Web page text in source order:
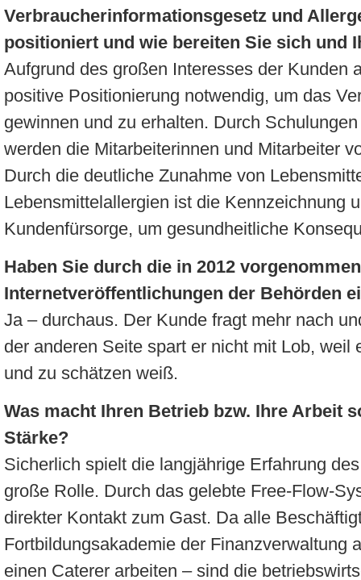
Verbraucherinformationsgesetz und
positioniert und wie bereiten Sie sich und
Aufgrund des großen Interesses der Kunden
positive Positionierung notwendig, um das
gewinnen und zu erhalten. Durch
werden die Mitarbeiterinnen und Mitarbeiter
Durch die deutliche Zunahme von
Lebensmittelallergien ist die Kennzeichnung
Kundenfürsorge, um gesundheitliche
Haben Sie durch die in 2012
Internetveröffentlichungen der Behörden
Ja – durchaus. Der Kunde fragt mehr nach
der anderen Seite spart er nicht mit Lob, weil
und zu schätzen weiß.
Was macht Ihren Betrieb bzw. Ihre Arbeit
Stärke?
Sicherlich spielt die langjährige Erfahrung
große Rolle. Durch das gelebte Free-Flow-
direkter Kontakt zum Gast. Da alle
Fortbildungsakademie der Finanzverwaltung
einen Caterer arbeiten – sind die